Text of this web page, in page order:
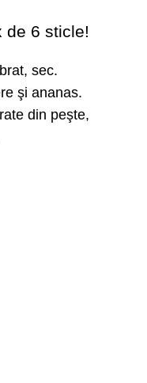
de 6 sticle!
sec.
şi ananas.
din peşte,